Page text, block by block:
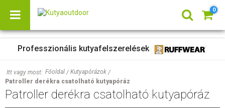
0
Professzionális kutyafelszerelések
Itt vagy most: Főoldal / Kutyapórázok /
Patroller derékra csatolható kutyapóráz
Patroller derékra csatolható kutyapóráz